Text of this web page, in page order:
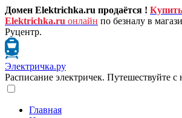
Домен Elektrichka.ru продаётся !
Elektrichka.ru онлайн по безналу в
Руцентр.
Электричка.ру
Расписание электричек. Путешествуйте с
Главная